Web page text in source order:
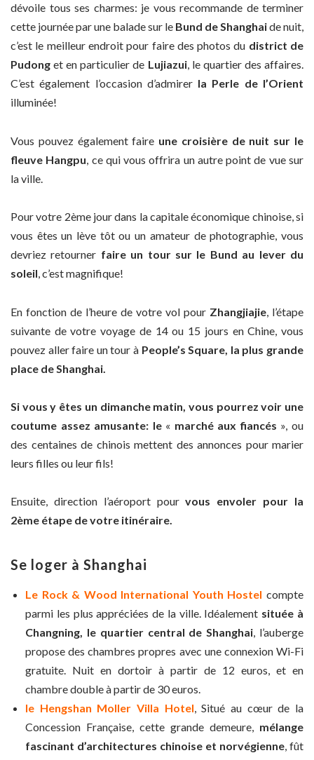
dévoile tous ses charmes: je vous recommande de terminer
cette journée par une balade sur le Bund de Shanghaide nuit,
c’est le meilleur endroit pour faire des photos du district de
Pudonget en particulier de Lujiazui, le quartier des affaires.
C’est également l’occasion d’admirer la Perle de l’Orient
illuminée!
Vous pouvez également faire une croisière de nuit sur le
fleuve Hangpu , ce qui vous offrira un autre point de vue sur
la ville.
Pour votre 2ème jour dans la capitale économique chinoise, si
vous êtes un lève tôt ou un amateur de photographie, vous
devriez retourner faire un tour sur le Bund au lever du
soleil, c’est magnifique!
En fonction de l’heure de votre vol pour Zhangjiajie , l’étape
suivante de votre voyage de 14 ou 15 jours en Chine, vous
pouvez aller faire un tour à People’s Square, la plus grande
place de Shanghai.
Si vous y êtes un dimanche matin, vous pourrez voir une
coutume assez amusante: le « marché aux fiancés », ou
des centaines de chinois mettent des annonces pour marier
leurs filles ou leur fils!
Ensuite, direction l’aéroport pourvous envoler pour la
2ème étape de votre itinéraire.
Se loger à Shanghai
Le Rock & Wood International Youth Hostel compte
parmi les plus appréciées de la ville. Idéalement située à
Changning, le quartier central de Shanghai, l’auberge
propose des chambres propres avec une connexion Wi-Fi
gratuite. Nuit en dortoir à partir de 12 euros, et en
chambre double à partir de 30 euros.
le Hengshan Moller Villa Hotel, Situé au cœur de la
Concession Française, cette grande demeure, mélange
fascinant d’architectures chinoise et norvégienne, fût